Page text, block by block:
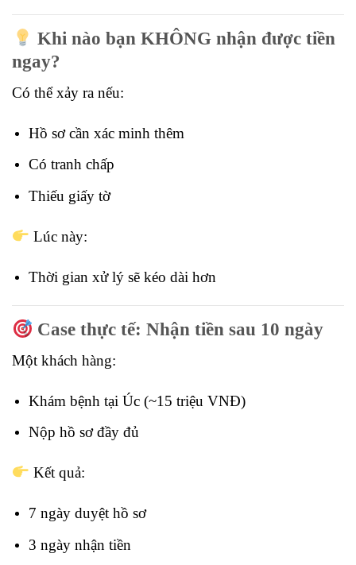
Khi nào bạn KHÔNG nhận được tiền
ngay?
Có thể xảy ra nếu:
Hồ sơ cần xác minh thêm
Có tranh chấp
Thiếu giấy tờ
Lúc này:
Thời gian xử lý sẽ kéo dài hơn
Case thực tế: Nhận tiền sau 10 ngày
Một khách hàng:
Khám bệnh tại Úc (~15 triệu VNĐ)
Nộp hồ sơ đầy đủ
Kết quả:
7 ngày duyệt hồ sơ
3 ngày nhận tiền